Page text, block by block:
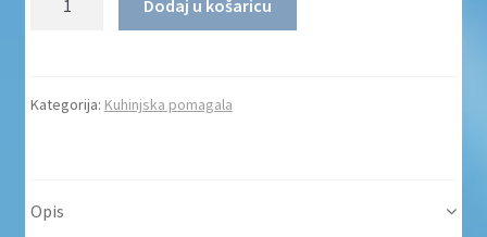
Dodaj u košaricu
Kategorija: Kuhinjska pomagala
Opis